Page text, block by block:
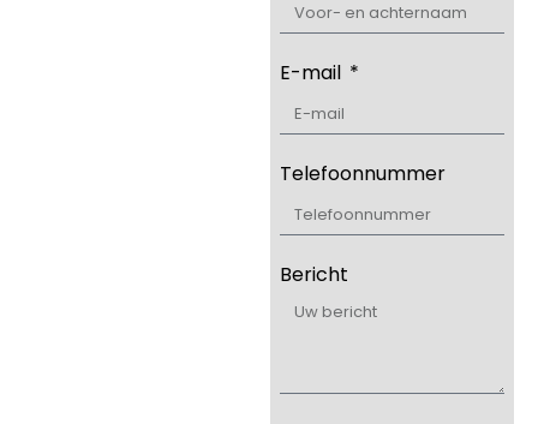
E-mail
Telefoonnummer
Bericht